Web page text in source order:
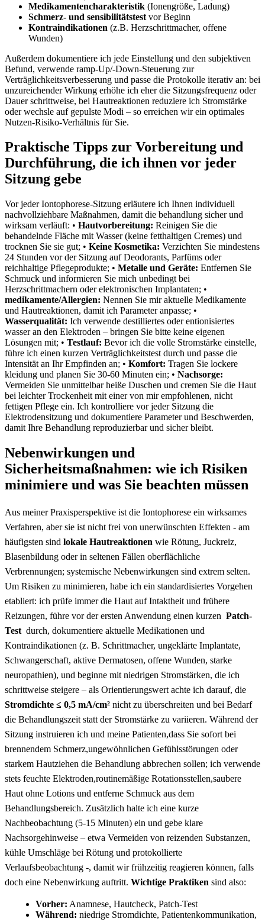
Medikamentencharakteristik (Ionengröße, Ladung)
Schmerz- und sensibilitätstest vor Beginn
Kontraindikationen (z.B. Herzschrittmacher, offene
Wunden)
Außerdem dokumentiere ich jede Einstellung und den subjektiven
Befund, verwende ramp-Up/-Down-Steuerung zur
Verträglichkeitsverbesserung⁣ und passe die Protokolle iterativ an: ⁣bei
unzureichender Wirkung erhöhe ich⁣ eher die Sitzungsfrequenz oder
Dauer schrittweise, bei Hautreaktionen reduziere ich Stromstärke
oder wechsle auf gepulste ‌Modi – so erreichen⁢ wir ein optimales
Nutzen‑Risiko‑Verhältnis für Sie.
Praktische Tipps zur Vorbereitung und
Durchführung, die‌ ich ihnen vor jeder
Sitzung gebe
Vor jeder Iontophorese-Sitzung erläutere ⁣ich Ihnen individuell
nachvollziehbare Maßnahmen, damit die behandlung sicher und
wirksam verläuft: • Hautvorbereitung: ⁤Reinigen‌ Sie die
behandelnde Fläche mit⁣ Wasser (keine fetthaltigen ⁣Cremes) und
trocknen Sie sie gut; •⁣ Keine Kosmetika: Verzichten ⁤Sie mindestens
24 Stunden vor der Sitzung auf ⁢Deodorants, Parfüms oder
reichhaltige Pflegeprodukte; • Metalle und Geräte: Entfernen Sie
Schmuck⁣ und informieren Sie mich unbedingt ⁢bei
Herzschrittmachern oder elektronischen Implantaten; •
medikamente/Allergien: Nennen Sie mir aktuelle Medikamente
und Hautreaktionen, damit ich​ Parameter anpasse; •
Wasserqualität: Ich verwende destilliertes oder entionisiertes
wasser an den Elektroden – bringen Sie⁢ bitte keine ⁤eigenen
Lösungen mit; • Testlauf: Bevor ich die volle Stromstärke einstelle,
führe ich einen kurzen Verträglichkeitstest durch ‌und passe die
Intensität⁣ an Ihr Empfinden an; • Komfort: Tragen Sie lockere
kleidung und planen ‍Sie 30-60​ Minuten ein; • Nachsorge:
Vermeiden Sie ⁤unmittelbar heiße Duschen und ⁤cremen Sie​ die Haut
bei leichter Trockenheit mit⁣ einer⁤ von mir empfohlenen, nicht
fettigen Pflege ein. ‍Ich kontrolliere vor jeder‍ Sitzung die‌
Elektrodensitzung und ⁣dokumentiere Parameter und Beschwerden,
⁢damit Ihre Behandlung reproduzierbar⁤ und sicher bleibt.
Nebenwirkungen und
Sicherheitsmaßnahmen: wie ich Risiken
minimiere und was Sie beachten müssen
Aus meiner Praxisperspektive ist die Iontophorese ein wirksames‌
Verfahren, aber sie ist nicht frei von unerwünschten Effekten ‍- am
häufigsten sind lokale Hautreaktionen wie Rötung, Juckreiz,
Blasenbildung oder in seltenen Fällen oberflächliche
Verbrennungen; systemische Nebenwirkungen sind extrem​ selten.
Um Risiken zu minimieren, habe ich ein standardisiertes Vorgehen
etabliert: ich ⁣prüfe immer ​die Haut auf Intaktheit und ⁣frühere
Reizungen, führe vor der ersten Anwendung einen kurzen ​ Patch-
Test ⁣ durch, dokumentiere aktuelle Medikationen und
Kontraindikationen ⁣(z. B. Schrittmacher, ungeklärte ⁤Implantate,
Schwangerschaft, aktive⁢ Dermatosen, offene Wunden, starke
neuropathien), und beginne mit niedrigen Stromstärken, die ich
schrittweise ‌steigere – als Orientierungswert achte ich darauf, die
Stromdichte ≤ 0,5 mA/cm² ⁢nicht zu überschreiten und bei Bedarf
die Behandlungszeit statt der Stromstärke zu variieren. ⁣Während der
Sitzung instruieren ich und meine Patienten,dass Sie sofort bei
brennendem Schmerz,ungewöhnlichen Gefühlsstörungen oder
starkem⁤ Hautziehen die Behandlung ​abbrechen sollen; ich verwende
stets feuchte ⁤Elektroden,routinemäßige Rotationsstellen,saubere
Haut ohne Lotions und entferne Schmuck aus dem
Behandlungsbereich. Zusätzlich ⁤halte ich eine kurze
Nachbeobachtung (5-15‌ Minuten) ein und gebe klare
Nachsorgehinweise – etwa Vermeiden⁢ von reizenden Substanzen,
kühle​ Umschläge bei Rötung und protokollierte
Verlaufsbeobachtung -, damit wir frühzeitig reagieren ‍können, falls
doch eine‌ Nebenwirkung auftritt. Wichtige ​Praktiken sind also:
Vorher: Anamnese, Hautcheck, Patch-Test
Während: niedrige Stromdichte, Patientenkommunikation,⁣